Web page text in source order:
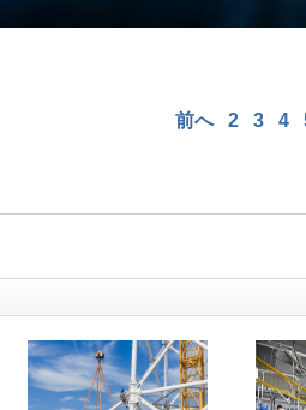
前へ 2 3 4